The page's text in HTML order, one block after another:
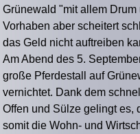
Grünewald "mit allem
Vorhaben aber scheitert
das Geld nicht auftreiben
Am Abend des 5.
große Pferdestall auf
vernichtet. Dank dem
Offen und Sülze gelingt es,
somit die Wohn- und